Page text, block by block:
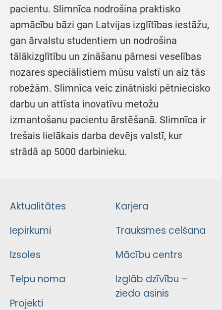
pacientu. Slimnīca nodrošina praktisko
apmācību bāzi gan Latvijas izglītības iestāžu,
gan ārvalstu studentiem un nodrošina
tālākizglītību un zināšanu pārnesi veselības
nozares speciālistiem mūsu valstī un aiz tās
robežām. Slimnīca veic zinātniski pētniecisko
darbu un attīsta inovatīvu metožu
izmantošanu pacientu ārstēšanā. Slimnīca ir
trešais lielākais darba devējs valstī, kur
strādā ap 5000 darbinieku.
Aktualitātes
Iepirkumi
Izsoles
Telpu noma
Projekti
Karjera
Trauksmes celšana
Mācību centrs
Izglāb dzīvību –
ziedo asinis